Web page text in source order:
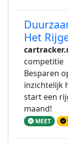
Het
competitie
Besparen
inzichtelijk
start een
maand!
MEET